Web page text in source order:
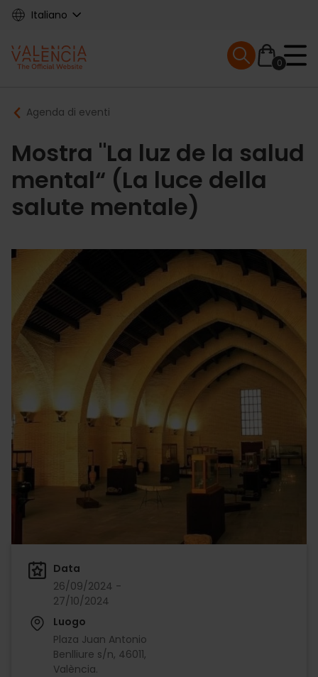
Skip
content
Italiano
Main
navigation
0
Mobile menu
Breadcrumb
Agenda di eventi
Mostra "La luz de la salud
mental“ (La luce della
salute mentale)
Data
26/09/2024 -
27/10/2024
Luogo
Plaza Juan Antonio
Benlliure s/n, 46011,
València.